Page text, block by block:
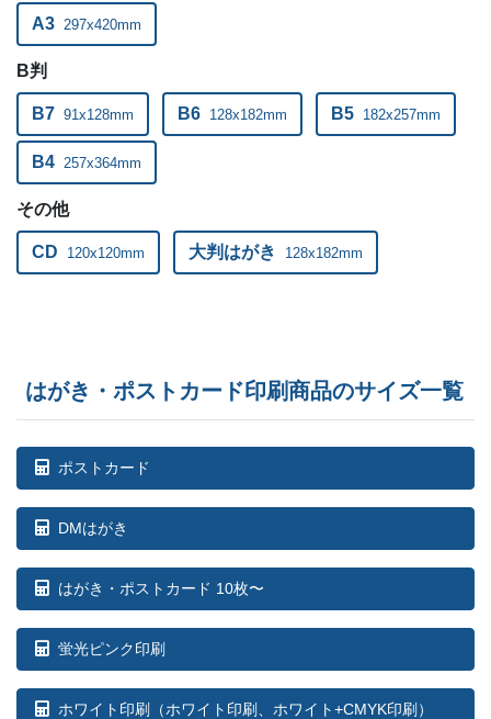
A3 297x420mm
B判
B7 91x128mm B6 128x182mm B5 182x257mm
B4 257x364mm
その他
CD 120x120mm 大判はがき 128x182mm
はがき・ポストカード印刷商品のサイズ一覧
ポストカード
DMはがき
はがき・ポストカード 10枚〜
蛍光ピンク印刷
ホワイト印刷 （ホワイト印刷、ホワイト+CMYK印刷）